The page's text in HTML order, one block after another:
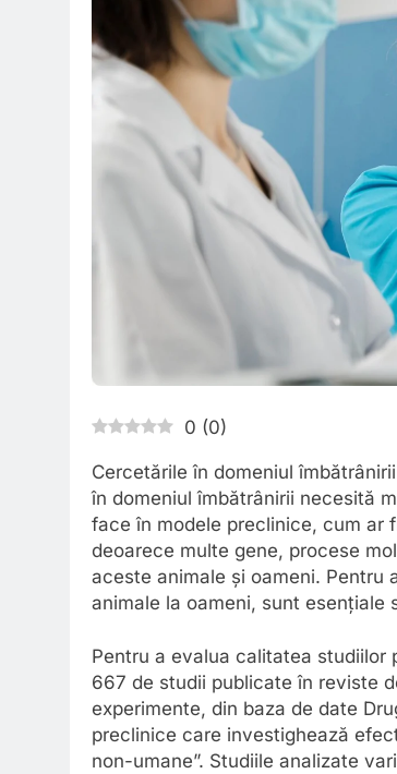
0 (0)
Cercetările în domeniul
în domeniul îmbătrânirii necesită
face în modele preclinice, cum ar
deoarece multe gene, procese
aceste animale și oameni. Pentru
animale la oameni, sunt esențiale
Pentru a evalua calitatea
667 de studii publicate în reviste
experimente, din baza de date
preclinice care investighează
non-umane”. Studiile analizate